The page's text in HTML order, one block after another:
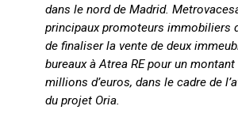
dans le nord de Madrid.
principaux promoteurs immobiliers
de finaliser la vente de deux
bureaux à Atrea RE pour un
millions d’euros, dans le cadre de
du projet Oria.